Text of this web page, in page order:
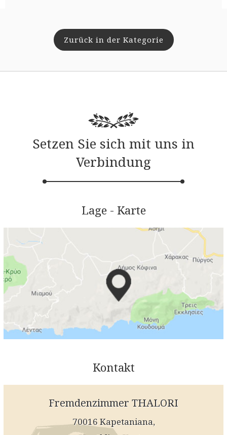
Zurück in der Kategorie
Setzen Sie sich mit uns in
Verbindung
Lage - Karte
Kontakt
Fremdenzimmer THALORI
70016 Kapetaniana,